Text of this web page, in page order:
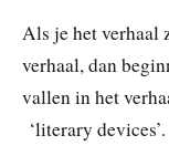
Als je het verhaal
verhaal, dan
vallen in het
‘literary devices’.